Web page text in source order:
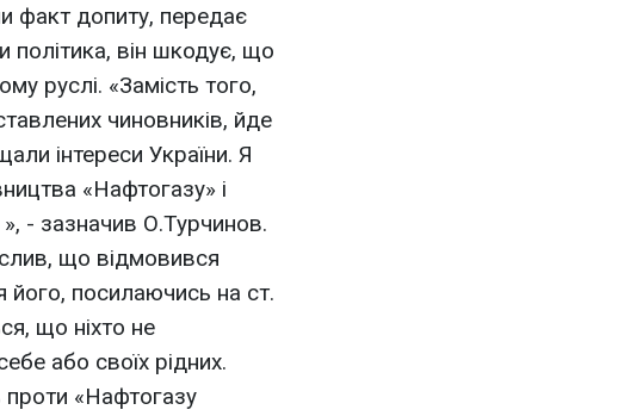
факт допиту, передає
він шкодує, що
руслі. «Замість того,
чиновників, йде
інтереси України. Я
«Нафтогазу» і
», - зазначив О.Турчинов.
що відмовився
його, посилаючись на ст.
що ніхто не
або своїх рідних.
«Нафтогазу